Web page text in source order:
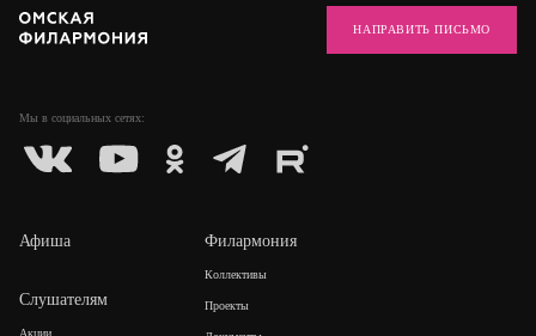
Мы в социальных сетях:
НАПРАВИТЬ ПИСЬМО
Афиша
Слушателям
Акции
Филармония
Коллективы
Проекты